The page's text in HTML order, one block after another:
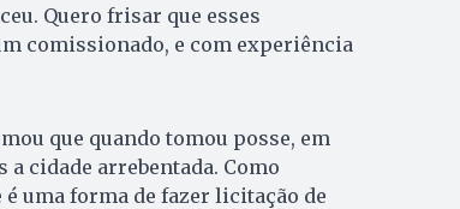
Quero frisar que esses
comissionado, e com experiência
que quando tomou posse, em
a cidade arrebentada. Como
uma forma de fazer licitação de